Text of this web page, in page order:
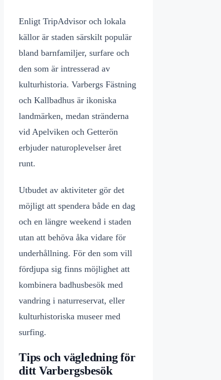
Enligt TripAdvisor och lokala
källor är staden särskilt populär
bland barnfamiljer, surfare och
den som är intresserad av
kulturhistoria. Varbergs Fästning
och Kallbadhus är ikoniska
landmärken, medan stränderna
vid Apelviken och Getterön
erbjuder naturoplevelser året
runt.
Utbudet av aktiviteter gör det
möjligt att spendera både en dag
och en längre weekend i staden
utan att behöva åka vidare för
underhållning. För den som vill
fördjupa sig finns möjlighet att
kombinera badhusbesök med
vandring i naturreservat, eller
kulturhistoriska museer med
surfing.
Tips och vägledning för
ditt Varbergsbesök